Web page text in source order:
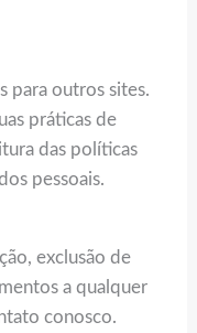
para outros sites.
práticas de
das políticas
pessoais.
exclusão de
a qualquer
conosco.